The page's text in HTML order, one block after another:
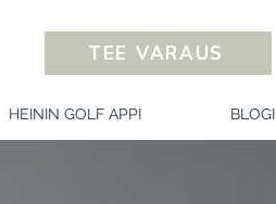
TEE VARAUS
HEININ GOLF APPI BLOGI